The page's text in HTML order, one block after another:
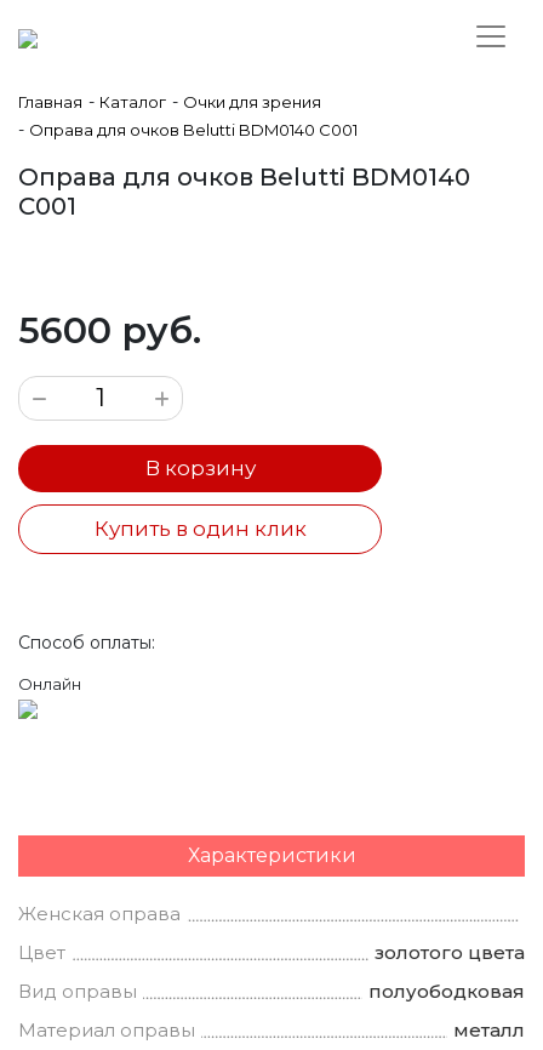
Главная - Каталог - Очки для зрения
- Оправа для очков Belutti BDM0140 C001
Оправа для очков Belutti BDM0140
C001
5600 руб.
В корзину
Купить в один клик
Способ оплаты:
Онлайн
Характеристики
Женская оправа
Цвет
золотого цвета
Вид оправы
полуободковая
Материал оправы
металл